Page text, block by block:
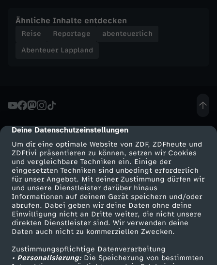
cmp-dialog-description
Deine Datenschutzeinstellungen
Um dir eine optimale Website von ZDF, ZDFheute und
ZDFtivi präsentieren zu können, setzen wir Cookies
und vergleichbare Techniken ein. Einige der
eingesetzten Techniken sind unbedingt erforderlich
für unser Angebot. Mit deiner Zustimmung dürfen wir
und unsere Dienstleister darüber hinaus
Informationen auf deinem Gerät speichern und/oder
abrufen. Dabei geben wir deine Daten ohne deine
Einwilligung nicht an Dritte weiter, die nicht unsere
direkten Dienstleister sind. Wir verwenden deine
Daten auch nicht zu kommerziellen Zwecken.
Zustimmungspflichtige Datenverarbeitung
• Personalisierung:Die Speicherung von bestimmten
a
-
Z
u
s
a
m
m
Ähnliche Inhalte entdecken
Reise Reportage
abenteuerlich
Abenteuer Lappland
Mehr ZDF
ZDF-Apps
Smart TV
ZDFtext
Livestreams
Service
ZDFmitreden
Kontakt zum ZDF
Tickets
Zuschauerservice